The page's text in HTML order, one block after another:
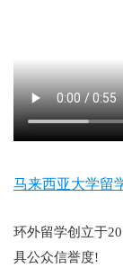
马来西亚大学留
环外留学创立于
具公众信誉度!